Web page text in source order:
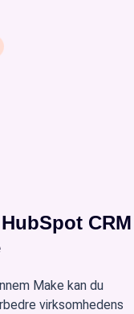
CRM
Make kan du
virksomhedens